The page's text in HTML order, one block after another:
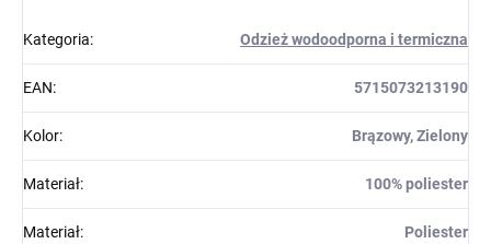
Kategoria: Odzież wodoodporna i termiczna
EAN: 5715073213190
Kolor: Brązowy, Zielony
Materiał: 100% poliester
Materiał: Poliester